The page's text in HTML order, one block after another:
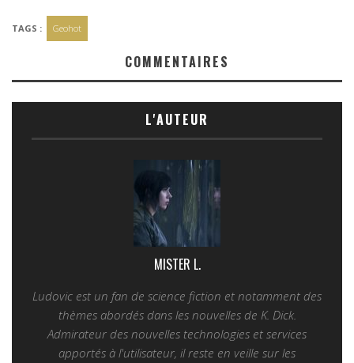
TAGS : Geohot
COMMENTAIRES
L'AUTEUR
MISTER L.
Ludovic est un fan de science fiction et notamment des
thèmes abordés dans les nouvelles de K. Dick.
Admirateur des nouvelles technologies et services
apportés à l'utilisateur, il reste en veille sur les